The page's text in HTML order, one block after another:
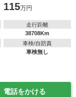
115万円
走行距離
38708Km
車検/自賠責
車検無し
電話をかける